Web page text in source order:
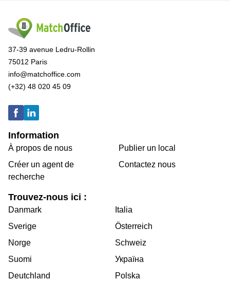
37-39 avenue Ledru-Rollin
75012 Paris
info@matchoffice.com
(+32) 48 020 45 09
Information
À propos de nous
Créer un agent de
recherche
Publier un local
Contactez nous
Trouvez-nous ici :
Danmark
Sverige
Norge
Suomi
Deutchland
Italia
Österreich
Schweiz
Україна
Polska